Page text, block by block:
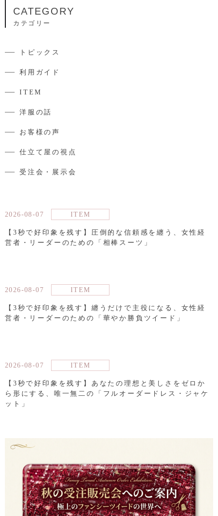
CATEGORY
カテゴリー
トピックス
利用ガイド
ITEM
洋服の話
お客様の声
仕立て屋の視点
受注会・展示会
2026-08-07 ITEM
【3秒で好印象を残す】圧倒的な信頼感を纏う、女性経
営者・リーダーのための「相棒スーツ」
2026-08-07 ITEM
【3秒で好印象を残す】纏うだけで主役になる、女性経
営者・リーダーのための「華やか勝負ツイード」
2026-08-07 ITEM
【3秒で好印象を残す】あなたの理想と美しさをゼロか
ら形にする、唯一無二の「フルオーダードレス・ジャケ
ット」